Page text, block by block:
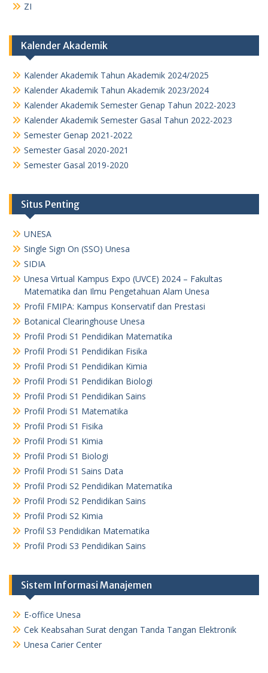
ZI
Kalender Akademik
Kalender Akademik Tahun Akademik 2024/2025
Kalender Akademik Tahun Akademik 2023/2024
Kalender Akademik Semester Genap Tahun 2022-2023
Kalender Akademik Semester Gasal Tahun 2022-2023
Semester Genap 2021-2022
Semester Gasal 2020-2021
Semester Gasal 2019-2020
Situs Penting
UNESA
Single Sign On (SSO) Unesa
SIDIA
Unesa Virtual Kampus Expo (UVCE) 2024 – Fakultas
Matematika dan Ilmu Pengetahuan Alam Unesa
Profil FMIPA: Kampus Konservatif dan Prestasi
Botanical Clearinghouse Unesa
Profil Prodi S1 Pendidikan Matematika
Profil Prodi S1 Pendidikan Fisika
Profil Prodi S1 Pendidikan Kimia
Profil Prodi S1 Pendidikan Biologi
Profil Prodi S1 Pendidikan Sains
Profil Prodi S1 Matematika
Profil Prodi S1 Fisika
Profil Prodi S1 Kimia
Profil Prodi S1 Biologi
Profil Prodi S1 Sains Data
Profil Prodi S2 Pendidikan Matematika
Profil Prodi S2 Pendidikan Sains
Profil Prodi S2 Kimia
Profil S3 Pendidikan Matematika
Profil Prodi S3 Pendidikan Sains
Sistem Informasi Manajemen
E-office Unesa
Cek Keabsahan Surat dengan Tanda Tangan Elektronik
Unesa Carier Center